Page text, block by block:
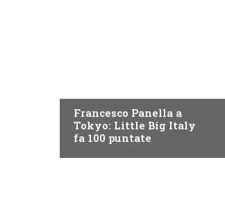
Francesco Panella a
Tokyo: Little Big Italy
fa 100 puntate